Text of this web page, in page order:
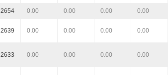
2654 0.00 0.00 0.00 0.00
2639 0.00 0.00 0.00 0.00
2633 0.00 0.00 0.00 0.00